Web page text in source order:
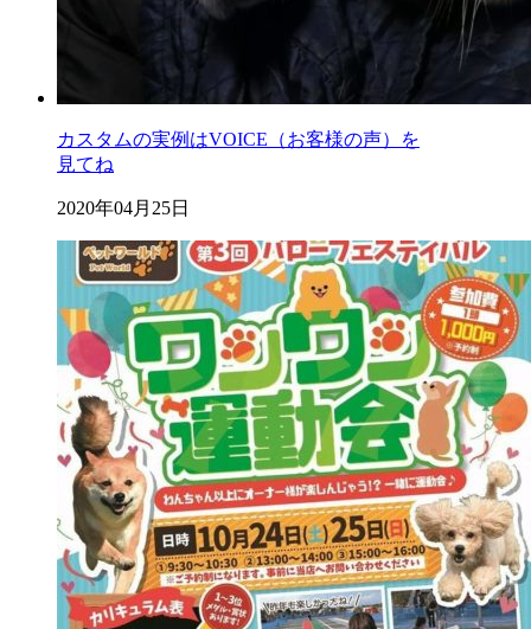
カスタムの実例はVOICE（お客様の声）を
見てね
2020年04月25日